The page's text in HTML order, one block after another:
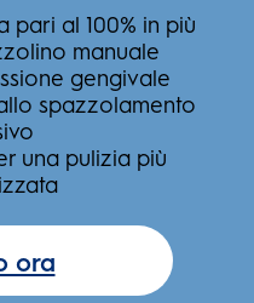
pari al 100% in più
manuale
gengivale
spazzolamento
una pulizia più
ora